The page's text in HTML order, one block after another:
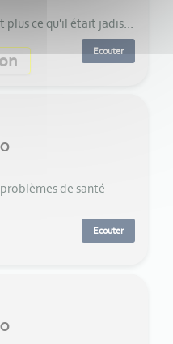
ce qu'il était jadis...
Ecouter
de santé
Ecouter